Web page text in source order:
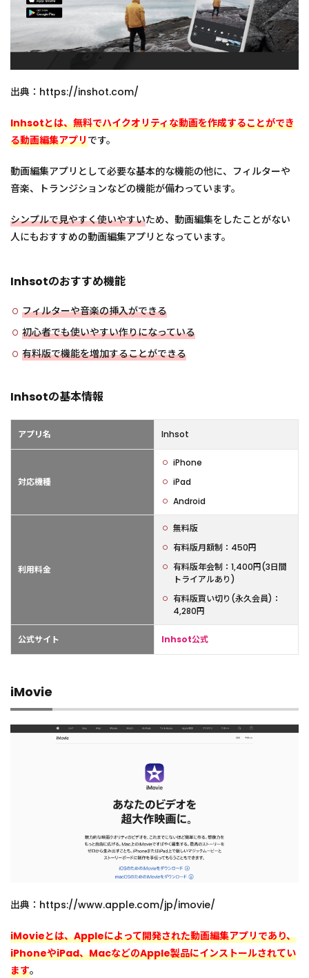
出典：https://inshot.com/
Inhsotとは、無料でハイクオリティな動画を作成することができ
る動画編集アプリです。
動画編集アプリとして必要な基本的な機能の他に、フィルターや
音楽、トランジションなどの機能が備わっています。
シンプルで見やすく使いやすいため、動画編集をしたことがない
人にもおすすめの動画編集アプリとなっています。
Inhsotのおすすめ機能
フィルターや音楽の挿入ができる
初心者でも使いやすい作りになっている
有料版で機能を増加することができる
Inhsotの基本情報
アプリ名 Inhsot
対応機種
iPhone
iPad
Android
利用料金
無料版
有料版月額制：450円
有料版年会制：1,400円(3日間
トライアルあり)
有料版買い切り(永久会員)：
4,280円
公式サイト Inhsot公式
iMovie
出典：https://www.apple.com/jp/imovie/
iMovieとは、Appleによって開発された動画編集アプリであり、
iPhoneやiPad、MacなどのApple製品にインストールされてい
ます。